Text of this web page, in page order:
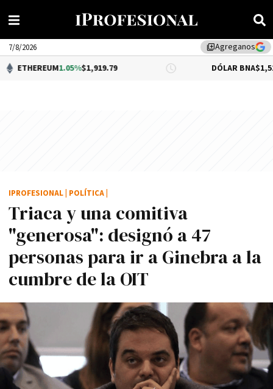
library_addAgreganos
7/8/2026
1.05%$1,919.79 DÓLAR BNA $1,520.00
Triaca y una comitiva
"generosa": designó a 47
personas para ir a Ginebra a la
cumbre de la OIT
IPROFESIONAL POLÍTICA